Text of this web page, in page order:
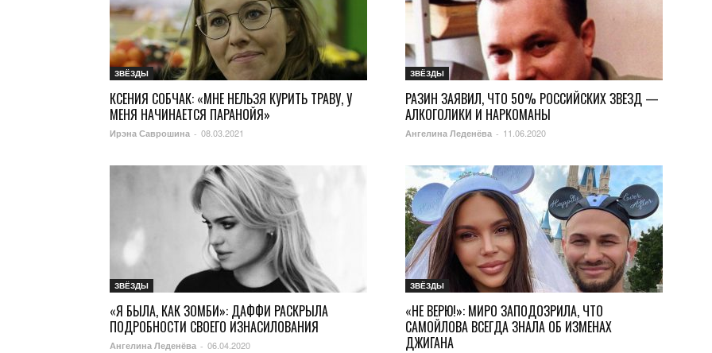
ЗВЁЗДЫ
КСЕНИЯ СОБЧАК: «МНЕ НЕЛЬЗЯ КУРИТЬ ТРАВУ, У
МЕНЯ НАЧИНАЕТСЯ ПАРАНОЙЯ»
Ирэна Саврошина - 08.03.2021
ЗВЁЗДЫ
РАЗИН ЗАЯВИЛ, ЧТО 50% РОССИЙСКИХ ЗВЕЗД —
АЛКОГОЛИКИ И НАРКОМАНЫ
Ангелина Леденёва - 11.06.2020
ЗВЁЗДЫ
«Я БЫЛА, КАК ЗОМБИ»: ДАФФИ РАСКРЫЛА
ПОДРОБНОСТИ СВОЕГО ИЗНАСИЛОВАНИЯ
Ангелина Леденёва - 06.04.2020
ЗВЁЗДЫ
«НЕ ВЕРЮ!»: МИРО ЗАПОДОЗРИЛА, ЧТО
САМОЙЛОВА ВСЕГДА ЗНАЛА ОБ ИЗМЕНАХ
ДЖИГАНА